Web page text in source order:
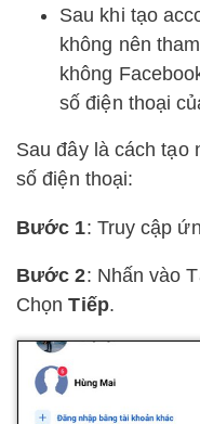
Sau khi tạo
không nên
không
số điện thoại
Sau đây là cách tạo
số điện thoại:
Bước 1: Truy cập
Bước 2: Nhấn vào
ChọnTiếp.